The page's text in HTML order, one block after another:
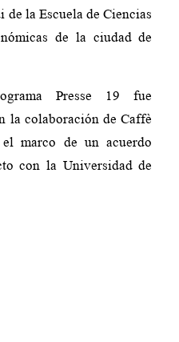
la Escuela de Ciencias
de la ciudad de
Presse 19 fue
la colaboración de Caffè
marco de un acuerdo
con la Universidad de